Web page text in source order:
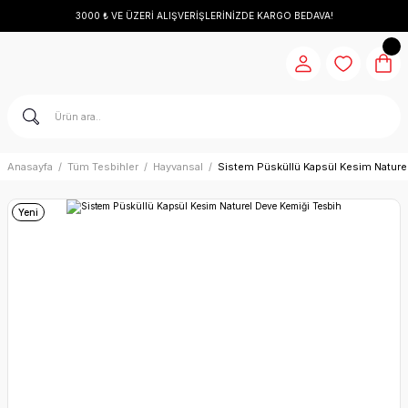
3000 ₺ VE ÜZERİ ALIŞVERİŞLERİNİZDE KARGO BEDAVA!
Anasayfa Tüm Tesbihler Hayvansal Sistem Püsküllü Kapsül Kesim
Yeni